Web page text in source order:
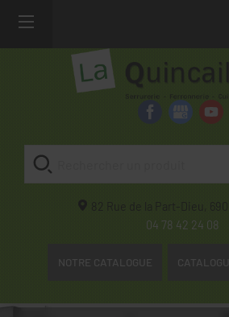
82 Rue de la Part-Dieu,
04 78 42 24 08
NOTRE CATALOGUE